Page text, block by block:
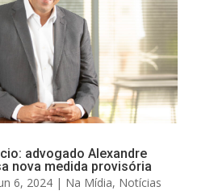
advogado Alexandre
nova medida provisória
6, 2024| Na Mídia, Notícias